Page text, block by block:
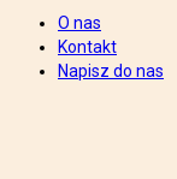
O nas
Kontakt
Napisz do nas